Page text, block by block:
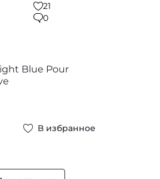
21
0
Blue Pour
В избранное